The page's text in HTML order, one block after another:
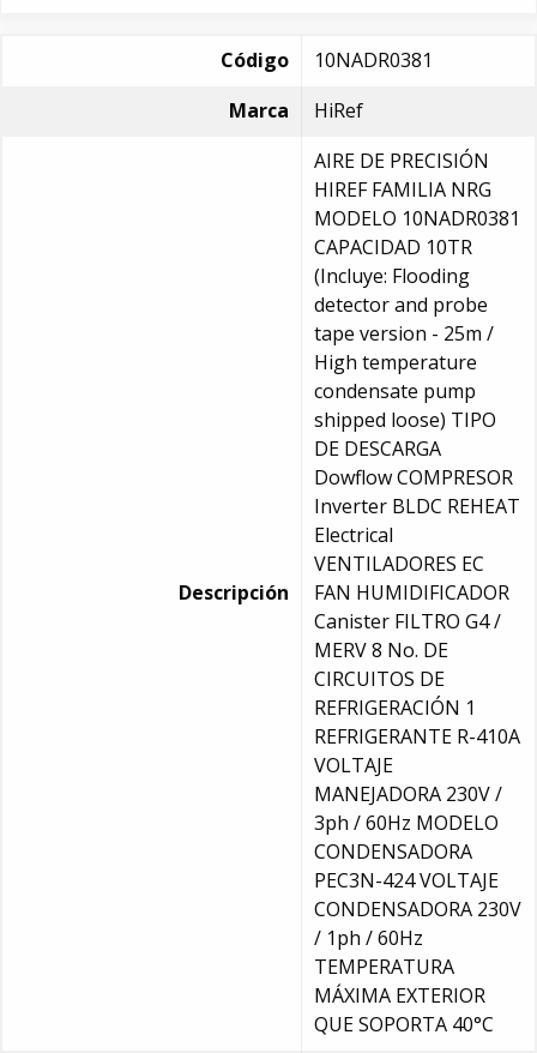
Código
10NADR0381
Marca
HiRef
Descripción
AIRE DE PRECISIÓN
HIREF FAMILIA NRG
MODELO 10NADR0381
CAPACIDAD 10TR
(Incluye: Flooding
detector and probe
tape version - 25m /
High temperature
condensate pump
shipped loose) TIPO
DE DESCARGA
Dowflow COMPRESOR
Inverter BLDC REHEAT
Electrical
VENTILADORES EC
FAN HUMIDIFICADOR
Canister FILTRO G4 /
MERV 8 No. DE
CIRCUITOS DE
REFRIGERACIÓN 1
REFRIGERANTE R-410A
VOLTAJE
MANEJADORA 230V /
3ph / 60Hz MODELO
CONDENSADORA
PEC3N-424 VOLTAJE
CONDENSADORA 230V
/ 1ph / 60Hz
TEMPERATURA
MÁXIMA EXTERIOR
QUE SOPORTA 40°C